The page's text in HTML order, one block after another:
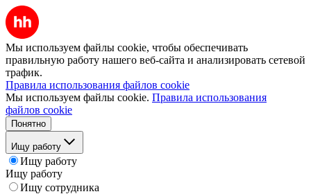
Мы используем файлы cookie, чтобы обеспечивать
правильную работу нашего веб-сайта и анализировать сетевой
трафик.
Правила использования файлов cookie
Мы используем файлы cookie. Правила использования
файлов cookie
Понятно
Ищу работу
Ищу работу
Ищу работу
Ищу сотрудника